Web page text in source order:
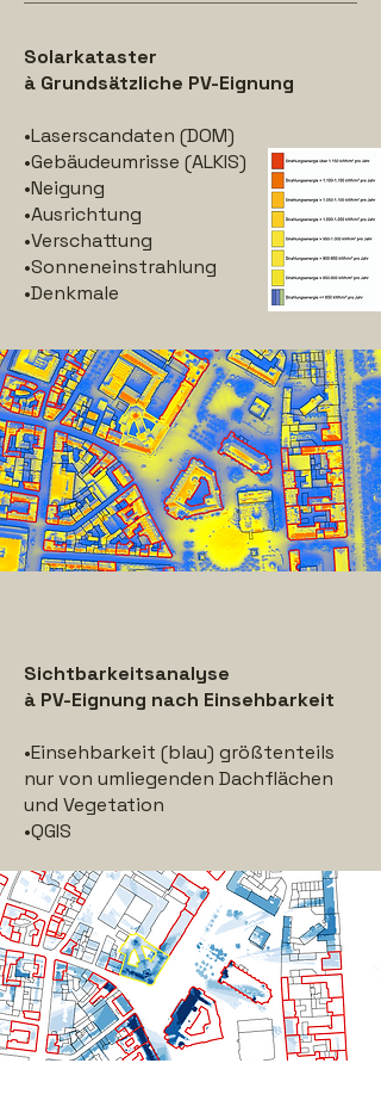
Solarkataster
à Grundsätzliche PV-Eignung
•Laserscandaten (DOM)
•Gebäudeumrisse (ALKIS)
•Neigung
•Ausrichtung
•Verschattung
•Sonneneinstrahlung
•Denkmale
Sichtbarkeitsanalyse
à PV-Eignung nach Einsehbarkeit
•Einsehbarkeit (blau) größtenteils
nur von umliegenden Dachflächen
und Vegetation
•QGIS